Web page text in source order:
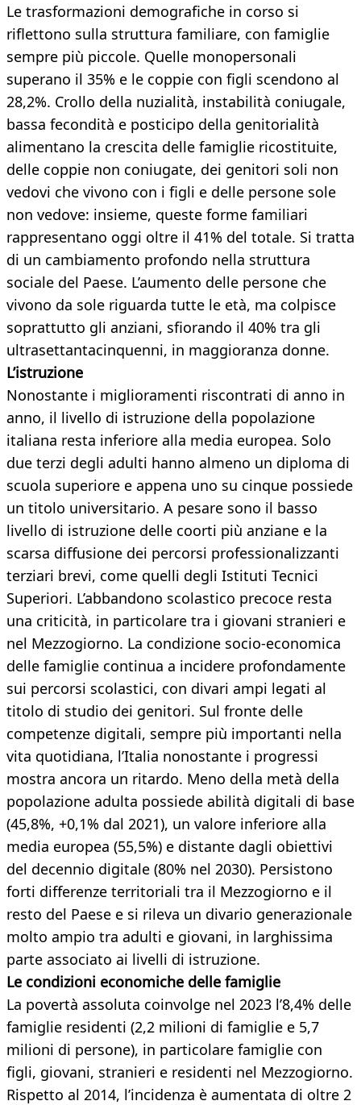
Le trasformazioni demografiche in corso si
riflettono sulla struttura familiare, con famiglie
sempre più piccole. Quelle monopersonali
superano il 35% e le coppie con figli scendono al
28,2%. Crollo della nuzialità, instabilità coniugale,
bassa fecondità e posticipo della genitorialità
alimentano la crescita delle famiglie ricostituite,
delle coppie non coniugate, dei genitori soli non
vedovi che vivono con i figli e delle persone sole
non vedove: insieme, queste forme familiari
rappresentano oggi oltre il 41% del totale. Si tratta
di un cambiamento profondo nella struttura
sociale del Paese. L’aumento delle persone che
vivono da sole riguarda tutte le età, ma colpisce
soprattutto gli anziani, sfiorando il 40% tra gli
ultrasettantacinquenni, in maggioranza donne.
L’istruzione
Nonostante i miglioramenti riscontrati di anno in
anno, il livello di istruzione della popolazione
italiana resta inferiore alla media europea. Solo
due terzi degli adulti hanno almeno un diploma di
scuola superiore e appena uno su cinque possiede
un titolo universitario. A pesare sono il basso
livello di istruzione delle coorti più anziane e la
scarsa diffusione dei percorsi professionalizzanti
terziari brevi, come quelli degli Istituti Tecnici
Superiori. L’abbandono scolastico precoce resta
una criticità, in particolare tra i giovani stranieri e
nel Mezzogiorno. La condizione socio-economica
delle famiglie continua a incidere profondamente
sui percorsi scolastici, con divari ampi legati al
titolo di studio dei genitori. Sul fronte delle
competenze digitali, sempre più importanti nella
vita quotidiana, l’Italia nonostante i progressi
mostra ancora un ritardo. Meno della metà della
popolazione adulta possiede abilità digitali di base
(45,8%, +0,1% dal 2021), un valore inferiore alla
media europea (55,5%) e distante dagli obiettivi
del decennio digitale (80% nel 2030). Persistono
forti differenze territoriali tra il Mezzogiorno e il
resto del Paese e si rileva un divario generazionale
molto ampio tra adulti e giovani, in larghissima
parte associato ai livelli di istruzione.
Le condizioni economiche delle famiglie
La povertà assoluta coinvolge nel 2023 l’8,4% delle
famiglie residenti (2,2 milioni di famiglie e 5,7
milioni di persone), in particolare famiglie con
figli, giovani, stranieri e residenti nel Mezzogiorno.
Rispetto al 2014, l’incidenza è aumentata di oltre 2